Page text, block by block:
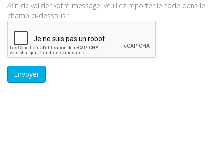
Afin de valider votre message, veuillez reporter le code dans le
champ ci-dessous :